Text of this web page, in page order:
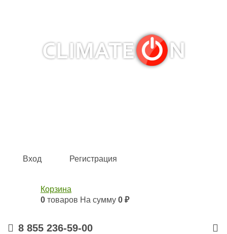
Вход Регистрация
Корзина
0 товаров На сумму 0 ₽
8 855 236-59-00